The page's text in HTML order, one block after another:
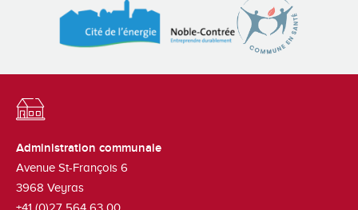
Administration communale
Avenue St-François 6
3968 Veyras
+41 (0)27 564 63 00